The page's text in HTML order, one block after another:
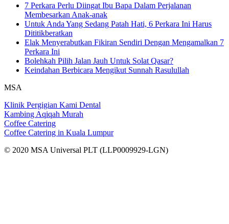
7 Perkara Perlu Diingat Ibu Bapa Dalam Perjalanan
Membesarkan Anak-anak
Untuk Anda Yang Sedang Patah Hati, 6 Perkara Ini Harus
Dititikberatkan
Elak Menyerabutkan Fikiran Sendiri Dengan Mengamalkan 7
Perkara Ini
Bolehkah Pilih Jalan Jauh Untuk Solat Qasar?
Keindahan Berbicara Mengikut Sunnah Rasulullah
MSA
Klinik Pergigian Kami Dental
Kambing Aqiqah Murah
Coffee Catering
Coffee Catering in Kuala Lumpur
© 2020 MSA Universal PLT (LLP0009929-LGN)